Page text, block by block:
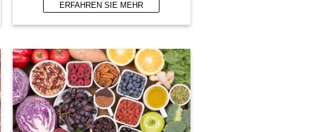
ERFAHREN SIE MEHR